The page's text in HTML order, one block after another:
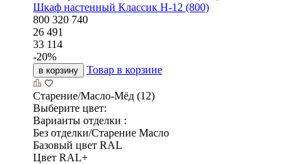
Шкаф настенный Классик Н-12 (800)
800 320 740
26 491
33 114
-20%
в корзину Товар в корзине
Старение/Масло-Мёд (12)
Выберите цвет:
Варианты отделки :
Без отделки/Старение Масло
Базовый цвет RAL
Цвет RAL+